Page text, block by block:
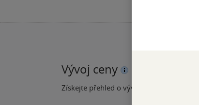
Vývoj ceny
Získejte přehled o vývoji ceny za